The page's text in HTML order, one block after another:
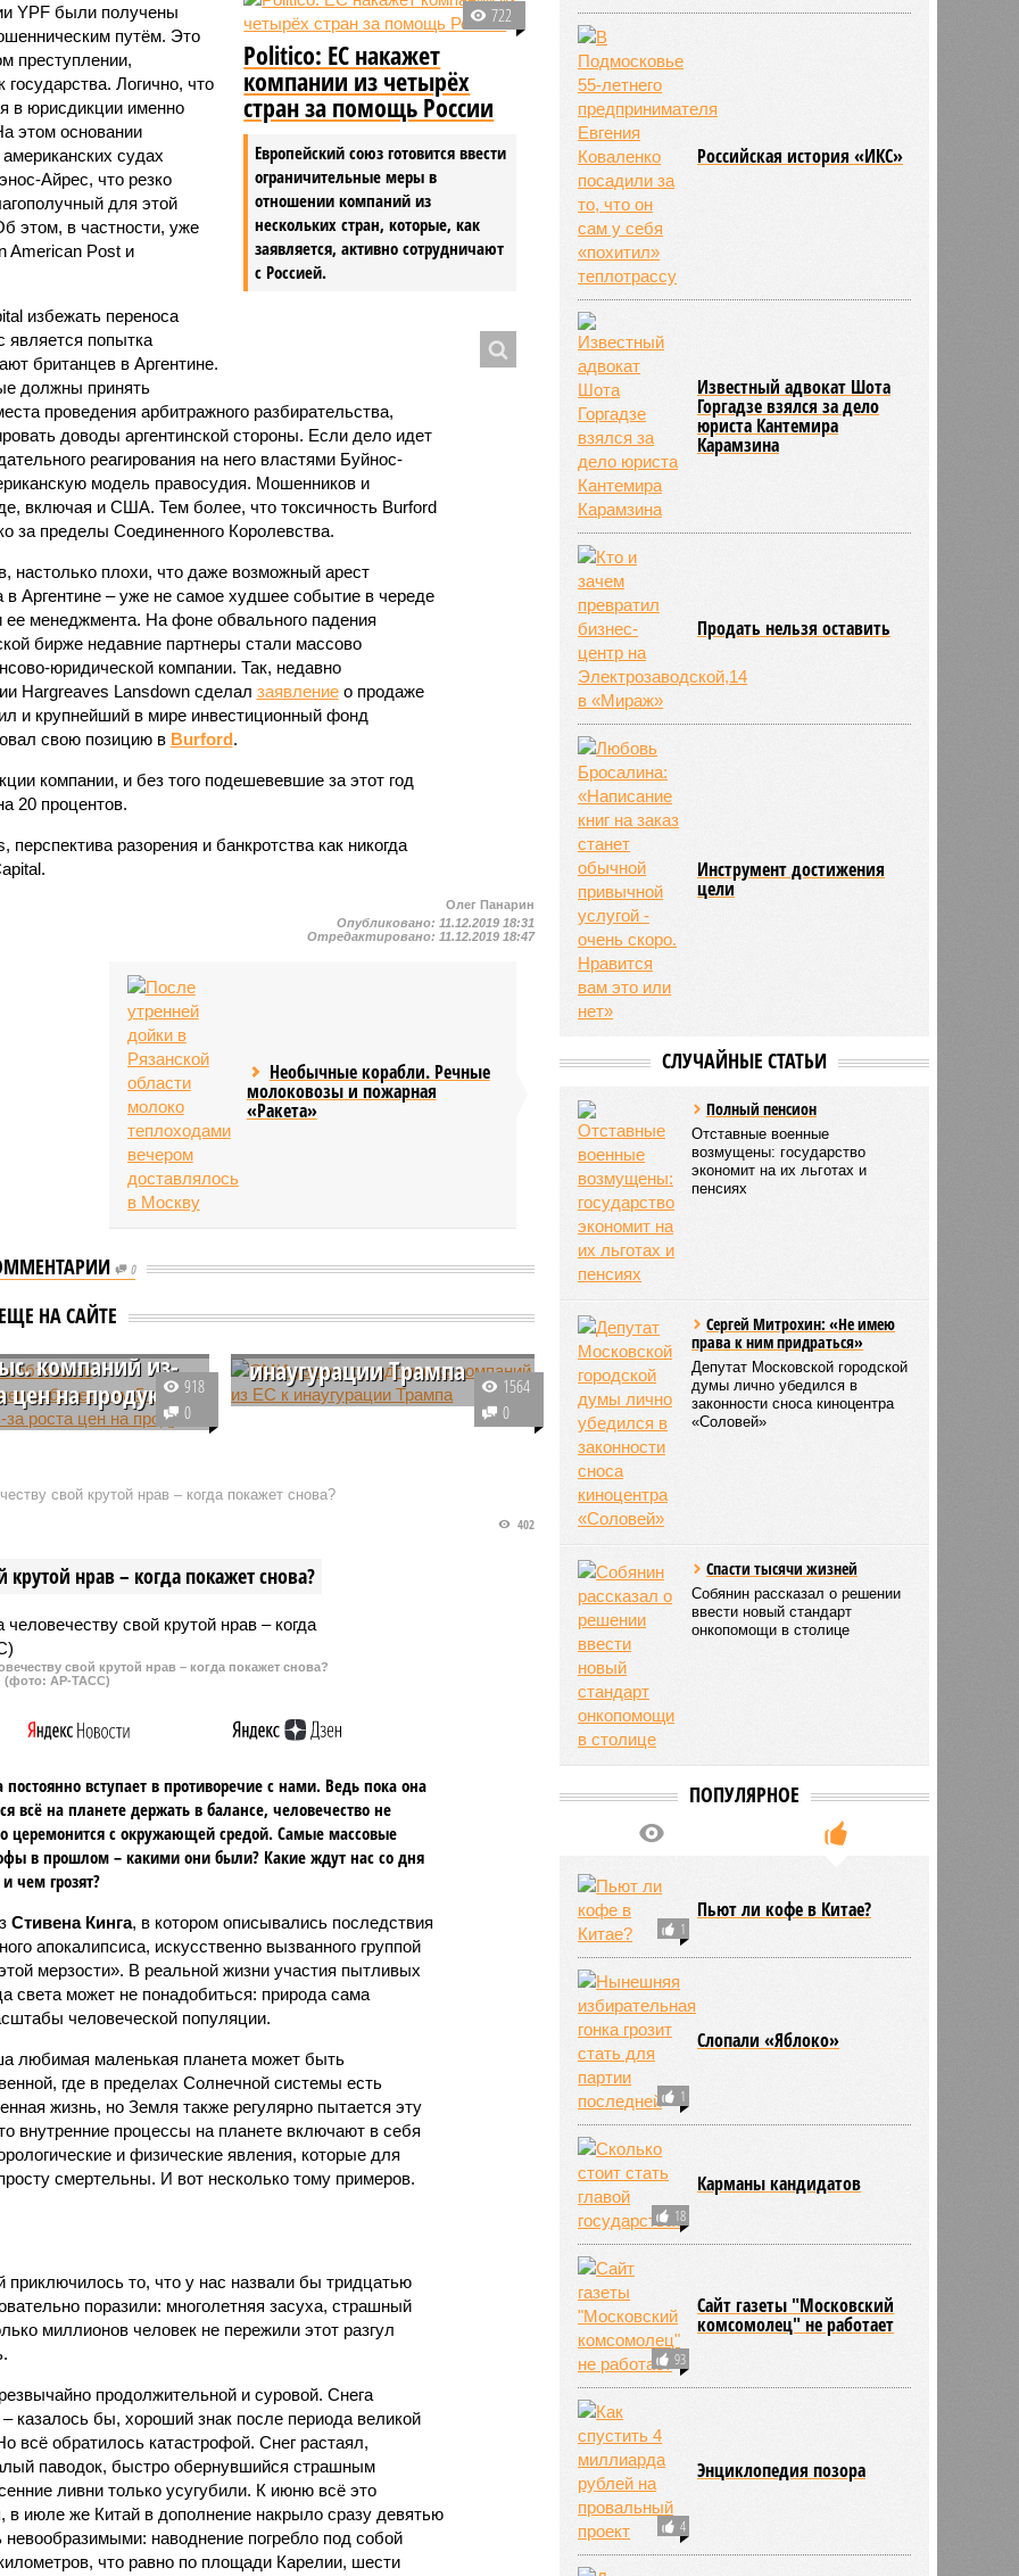
722
Politico: ЕС накажет
компании из четырёх
стран за помощь России
Европейский союз готовится ввести
ограничительные меры в
отношении компаний из
нескольких стран, которые, как
заявляется, активно сотрудничают
с Россией.
YPF были получены
путём. Это
преступлении,
Логично, что
в юрисдикции именно
этом основании
судах
Айрес, что резко
для этой
этом, в частности, уже
American Post и
избежать переноса
является попытка
британцев в Аргентине.
должны принять
проведения арбитражного разбирательства,
доводы аргентинской стороны. Если дело идет
реагирования на него властями Буйнос-
модель правосудия. Мошенников и
включая и США. Тем более, что токсичность Burford
за пределы Соединенного Королевства.
настолько плохи, что даже возможный арест
в Аргентине – уже не самое худшее событие в череде
менеджмента. На фоне обвального падения
бирже недавние партнеры стали массово
юридической компании. Так, недавно
Hargreaves Lansdown сделал заявлениео продаже
и крупнейший в мире инвестиционный фонд
свою позицию в Burford.
компании, и без того подешевевшие за этот год
20 процентов.
разорения и банкротства как никогда
Олег Панарин
Опубликовано: 11.12.2019 18:31
Отредактировано: 11.12.2019 18:47
Необычные корабли. Речные
молоковозы и пожарная
«Ракета»
0
ЕЩЕ НА САЙТЕ
объявили
более
компаний из-
цен на продукты
первого полугодия
руководству 5300
918
0
СМИ узнали о подготовке
инаугурации Трампа
Компании из ЕС прибегли к
активному наращиванию своих
должность будущего
1564
0
свой крутой нрав – когда покажет снова?
нрав – когда покажет снова?
402
свой крутой нрав – когда покажет снова?
(фото: АР-ТАСС)
постоянно вступает в противоречие с нами. Ведь пока она
всё на планете держать в балансе, человечество не
церемонится с окружающей средой. Самые массовые
в прошлом – какими они были? Какие ждут нас со дня
чем грозят?
Стивена Кинга, в котором описывались последствия
апокалипсиса, искусственно вызванного группой
мерзости». В реальной жизни участия пытливых
света может не понадобиться: природа сама
человеческой популяции.
любимая маленькая планета может быть
где в пределах Солнечной системы есть
жизнь, но Земля также регулярно пытается эту
внутренние процессы на планете включают в себя
и физические явления, которые для
смертельны. И вот несколько тому примеров.
то, что у нас назвали бы тридцатью
поразили: многолетняя засуха, страшный
миллионов человек не пережили этот разгул
продолжительной и суровой. Снега
казалось бы, хороший знак после периода великой
всё обратилось катастрофой. Снег растаял,
паводок, быстро обернувшийся страшным
ливни только усугубили. К июню всё это
в июле же Китай в дополнение накрыло сразу девятью
наводнение погребло под собой
что равно по площади Карелии, шести
Российская история «ИКС»
Известный адвокат Шота
Горгадзе взялся за дело
юриста Кантемира
Карамзина
Продать нельзя оставить
Инструмент достижения
цели
СЛУЧАЙНЫЕ СТАТЬИ
Полный пенсион
Отставные военные
возмущены: государство
экономит на их льготах и
пенсиях
Сергей Митрохин: «Не имею
права к ним придраться»
Депутат Московской городской
думы лично убедился в
законности сноса киноцентра
«Соловей»
Спасти тысячи жизней
Собянин рассказал о решении
ввести новый стандарт
онкопомощи в столице
ПОПУЛЯРНОЕ
1
Пьют ли кофе в Китае?
1
Слопали «Яблоко»
18
Карманы кандидатов
93
Сайт газеты "Московский
комсомолец" не работает
4
Энциклопедия позора